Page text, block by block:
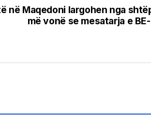
në Maqedoni largohen nga
më vonë se mesatarja e